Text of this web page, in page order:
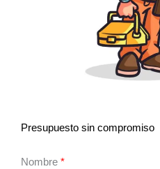
Presupuesto sin compromiso
Nombre *